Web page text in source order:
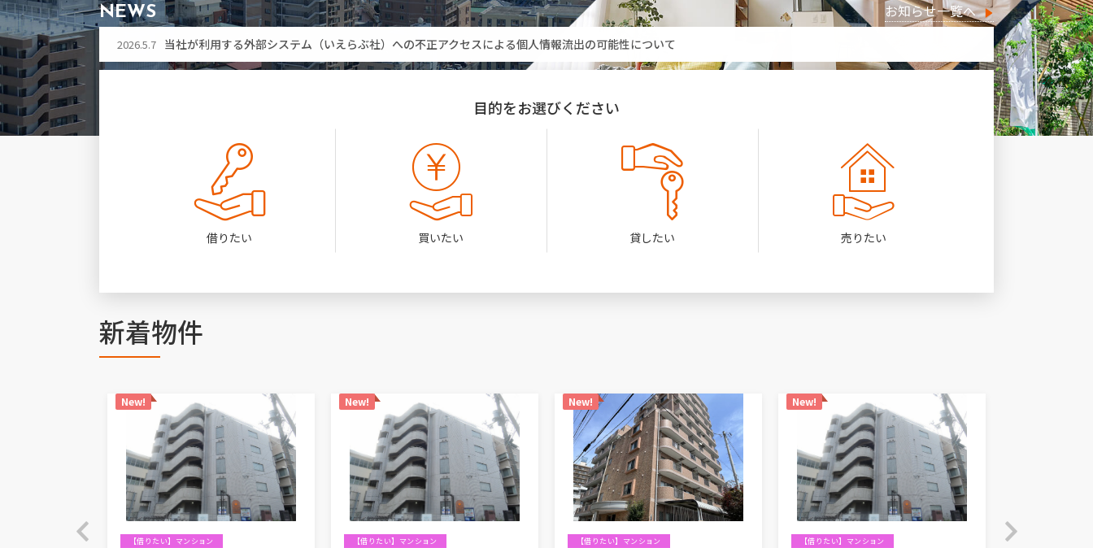
NEWS お知らせ一覧へ
2026.5.7 当社が利用する外部システム（いえらぶ社）への不正アクセスによる個人情報流出の可能性について
当社が利用する外部システム（いえらぶ社）への不正アクセスによる個人情報流出の可能性について
目的をお選びください
借りたい 買いたい 貸したい 売りたい
新着物件
New!
【借りたい】マンション
New!
【借りたい】マンション
New!
【借りたい】マンション
New!
【借りたい】マンション